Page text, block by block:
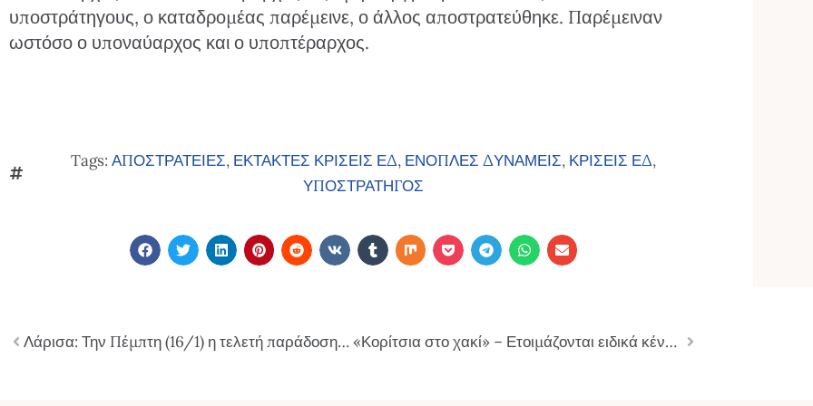
υποστράτηγους, ο καταδρομέας παρέμεινε, ο άλλος αποστρατεύθηκε. Παρέμειναν
ωστόσο ο υποναύαρχος και ο υποπτέραρχος.
Tags: ΑΠΟΣΤΡΑΤΕΙΕΣ, ΕΚΤΑΚΤΕΣ ΚΡΙΣΕΙΣ ΕΔ, ΕΝΟΠΛΕΣ ΔΥΝΑΜΕΙΣ, ΚΡΙΣΕΙΣ ΕΔ,
ΥΠΟΣΤΡΑΤΗΓΟΣ
Λάρισα: Την Πέμπτη (16/1) η τελετή παράδοσης-παραλαβής στην 1η Στρατιά «Κορίτσια στο χακί» – Ετοιμάζονται ειδικά κέντρα εκπαίδευσης